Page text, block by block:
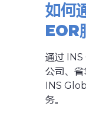
如何
EOR
通过
公司、
INS
务。